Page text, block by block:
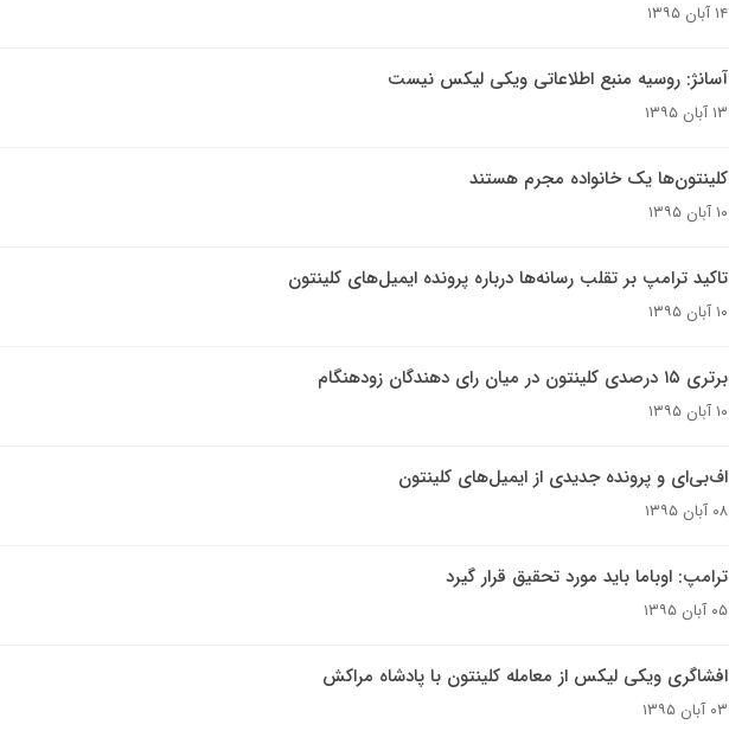
۱۴ آبان ۱۳۹۵
آسانژ: روسیه منبع اطلاعاتی ویکی لیکس نیست
۱۳ آبان ۱۳۹۵
کلینتون‌ها یک خانواده مجرم هستند
۱۰ آبان ۱۳۹۵
تاکید ترامپ بر تقلب رسانه‌ها درباره پرونده ایمیل‌های کلینتون
۱۰ آبان ۱۳۹۵
برتری ۱۵ درصدی کلینتون در میان رای دهندگان زودهنگام
۱۰ آبان ۱۳۹۵
اف‌بی‌ای و پرونده جدیدی از ایمیل‌های کلینتون
۰۸ آبان ۱۳۹۵
ترامپ: اوباما باید مورد تحقیق قرار گیرد
۰۵ آبان ۱۳۹۵
افشاگری ویکی لیکس از معامله کلینتون با پادشاه مراکش
۰۳ آبان ۱۳۹۵